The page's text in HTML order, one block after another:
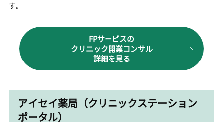
す。
FPサービスの
クリニック開業コンサル
詳細を見る
アイセイ薬局（クリニックステーション
ポータル）